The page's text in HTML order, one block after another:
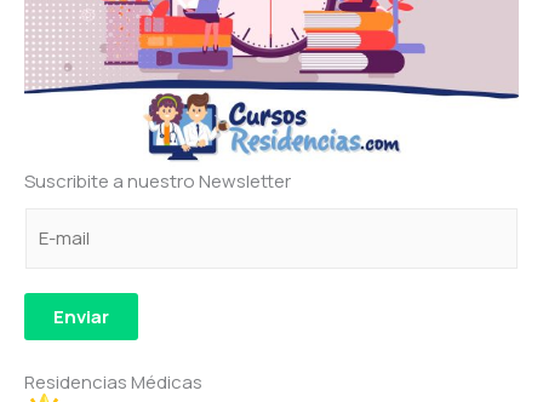
Suscribite a nuestro Newsletter
e
e
e
C
e
e
Enviar
Residencias Médicas